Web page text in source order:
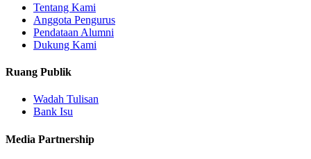
Tentang Kami
Anggota Pengurus
Pendataan Alumni
Dukung Kami
Ruang Publik
Wadah Tulisan
Bank Isu
Media Partnership